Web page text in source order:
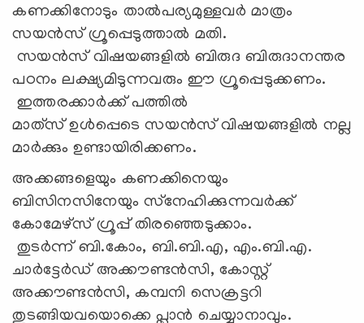
കണക്കിനോടും താൽപര്യമുള്ളവർ മാത്രം
സയന്‍സ് ഗ്രൂപ്പെടുത്താല്‍ മതി.
സയന്‍സ് വിഷയങ്ങളില്‍ ബിരുദ ബിരുദാനന്തര
പഠനം ലക്ഷ്യമിടുന്നവരും ഈ ഗ്രൂപ്പെടുക്കണം.
ഇത്തരക്കാർക്ക് പത്തിൽ
മാത്‌സ് ഉള്‍പ്പെടെ സയന്‍സ് വിഷയങ്ങളില്‍ നല്ല
മാര്‍ക്കും ഉണ്ടായിരിക്കണം.
അക്കങ്ങളെയും കണക്കിനെയും
ബിസിനസിനേയും സ്‌നേഹിക്കുന്നവര്‍ക്ക്
കോമേഴ്‌സ് ഗ്രൂപ്പ് തിരഞ്ഞെടുക്കാം.
തുടര്‍ന്ന് ബി.കോം, ബി.ബി.എ, എം.ബി.എ.
ചാര്‍ട്ടേര്‍ഡ് അക്കൗണ്ടന്‍സി, കോസ്റ്റ്
അക്കൗണ്ടന്‍സി, കമ്പനി സെക്രട്ടറി
തുടങ്ങിയവയൊക്കെ പ്ലാന്‍ ചെയ്യാനാവും.